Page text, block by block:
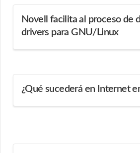
Novell facilita al proceso de
drivers para GNU/Linux
¿Qué sucederá en Internet